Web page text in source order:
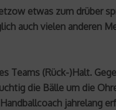
etwas zum drüber
auch vielen anderen
Teams (Rück-)Halt.
die Bälle um die
jahrelang